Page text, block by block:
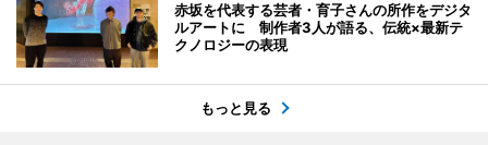
赤坂を代表する芸者・育子さんの所作をデジタ
ルアートに 制作者3人が語る、伝統×最新テ
クノロジーの表現
もっと見る